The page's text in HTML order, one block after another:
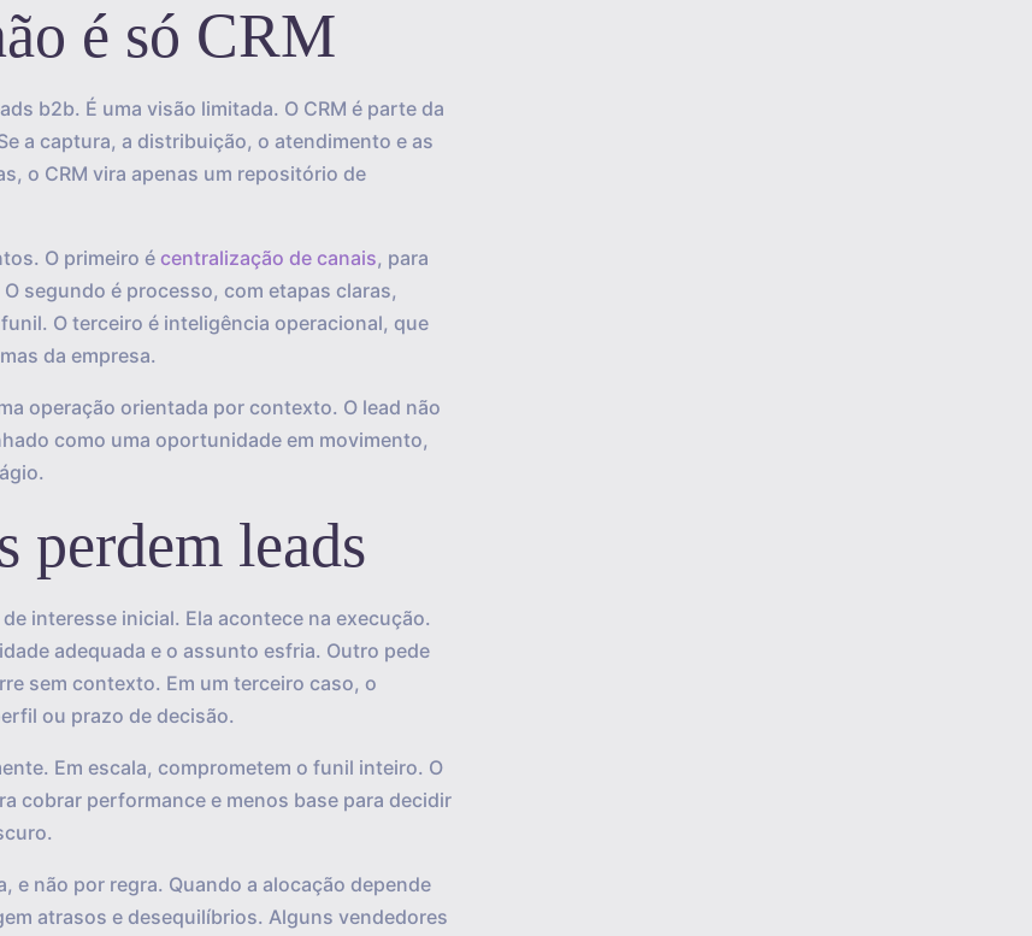
é só CRM
b2b. É uma visão limitada. O CRM é parte da
a captura, a distribuição, o atendimento e as
o CRM vira apenas um repositório de
O primeiro é centralização de canais, para
segundo é processo, com etapas claras,
O terceiro é inteligência operacional, que
da empresa.
operação orientada por contexto. O lead não
como uma oportunidade em movimento,
perdem leads
interesse inicial. Ela acontece na execução.
adequada e o assunto esfria. Outro pede
sem contexto. Em um terceiro caso, o
ou prazo de decisão.
Em escala, comprometem o funil inteiro. O
cobrar performance e menos base para decidir
e não por regra. Quando a alocação depende
atrasos e desequilíbrios. Alguns vendedores